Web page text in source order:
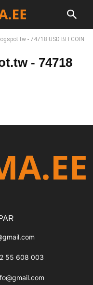
- 74718 USD BITCOIN
- 74718
55 608 003